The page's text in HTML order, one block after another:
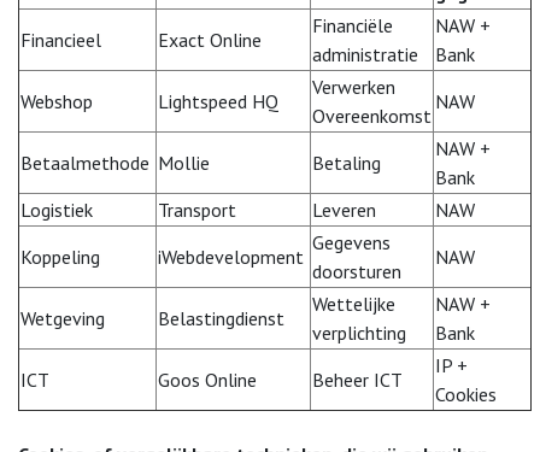
Financieel
Exact Online
Financiële
administratie
NAW +
Bank
Webshop
Lightspeed HQ
Verwerken
Overeenkomst
NAW
Betaalmethode Mollie Betaling
NAW +
Bank
Logistiek
Transport Leveren
NAW
Koppeling
iWebdevelopment
Gegevens
doorsturen
NAW
Wetgeving Belastingdienst
Wettelijke
verplichting
NAW +
Bank
ICT
Goos Online Beheer ICT
IP +
Cookies
Bouwvak
Vanwege de aanhoudende warmte en
bouwvak zijn wij op dit moment telefonisch
levertijden anders zijn dan bij producten
worden aangegeven. Mocht u vragen hebben
over de levertijd kunt u een bericht sturen.
Thanks